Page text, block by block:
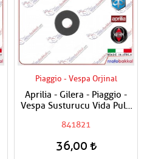
Piaggio - Vespa Orjinal
Aprilia - Gilera - Piaggio -
Vespa Susturucu Vida Pulu
841821
36,00